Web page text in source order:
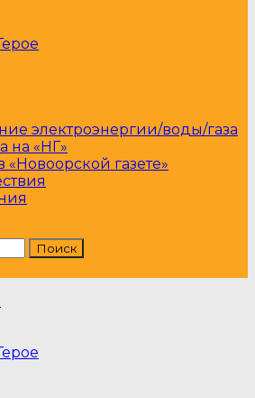
электроэнергии/воды/газа
на «НГ»
«Новоорской газете»